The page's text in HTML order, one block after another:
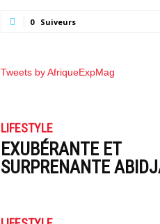
0 Suiveurs
Tweets by AfriqueExpMag
LIFESTYLE
EXUBÉRANTE ET
SURPRENANTE